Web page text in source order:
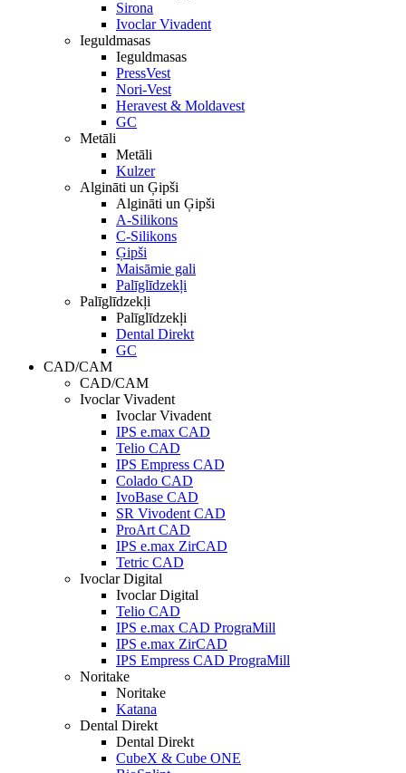
Sirona
Ivoclar Vivadent
Ieguldmasas
Ieguldmasas
PressVest
Nori-Vest
Heravest & Moldavest
GC
Metāli
Metāli
Kulzer
Algināti un Ģipši
Algināti un Ģipši
A-Silikons
C-Silikons
Ģipši
Maisāmie gali
Palīglīdzekļi
Palīglīdzekļi
Palīglīdzekļi
Dental Direkt
GC
CAD/CAM
CAD/CAM
Ivoclar Vivadent
Ivoclar Vivadent
IPS e.max CAD
Telio CAD
IPS Empress CAD
Colado CAD
IvoBase CAD
SR Vivodent CAD
ProArt CAD
IPS e.max ZirCAD
Tetric CAD
Ivoclar Digital
Ivoclar Digital
Telio CAD
IPS e.max CAD PrograMill
IPS e.max ZirCAD
IPS Empress CAD PrograMill
Noritake
Noritake
Katana
Dental Direkt
Dental Direkt
CubeX & Cube ONE